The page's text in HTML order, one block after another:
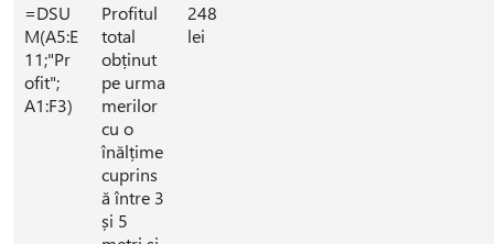
=DSU
M(A5:E
11;"Pr
ofit";
A1:F3)
Profitul
total
obținut
pe urma
merilor
cu o
înălțime
cuprins
ă între 3
și 5
248
lei